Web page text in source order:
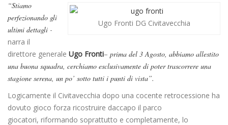
Ugo Fronti DG Civitavecchia
“Stiamo
perfezionando gli
ultimi dettagli -
narra il
direttore generale Ugo Fronti– prima del 3 Agosto, abbiamo allestito
una buona squadra, cerchiamo esclusivamente di poter trascorrere una
stagione serena, un po’ sotto tutti i punti di vista”.
Logicamente il Civitavecchia dopo una cocente retrocessione ha
dovuto gioco forza ricostruire daccapo il parco
giocatori, riformando soprattutto e completamente, lo